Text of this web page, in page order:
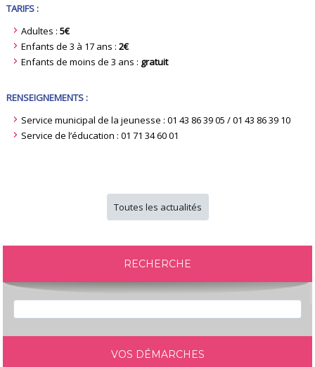
TARIFS :
Adultes :5€
Enfants de 3 à 17 ans :2€
Enfants de moins de 3 ans : gratuit
RENSEIGNEMENTS :
Service municipal de la jeunesse : 01 43 86 39 05 / 01 43 86 39 10
Service de l’éducation : 01 71 34 60 01
Toutes les actualités
RECHERCHE
VOS DÉMARCHES